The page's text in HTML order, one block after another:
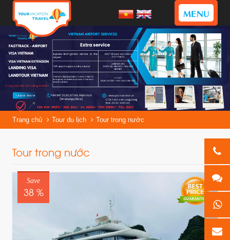
MENU
Trang chủ Tour du lịch Tour trong nước
Tour trong nước
Save
38 %